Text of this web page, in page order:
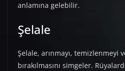
anlamına gelebilir.
Şelale
Şelale, arınmayı, temizlenmeyi
bırakılmasını simgeler.